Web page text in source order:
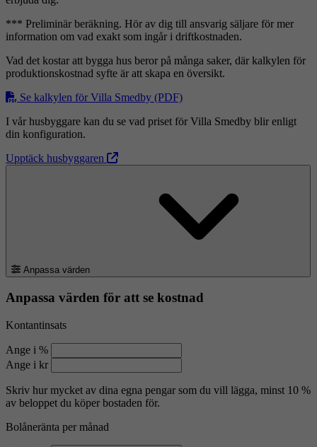
*** Preliminär beräkning. Hör av dig till ansvarig säljare för mer
information om vad exakt som ingår i driftkostnaden.
Vad det kostar att bygga hus beror på många saker, där kalkylen för
produktionskostnad syfte är att skapa en översikt.
Se kalkylen för Villa Smedby (PDF)
I vår husbyggare kan du se vad priset för Villa Smedby blir enligt
din konfiguration.
Upptäck husbyggaren
Anpassa värden
Anpassa värden för att se kostnad
Kontantinsats
Ange i %
Ange i kr
Skriv hur mycket av dina egna pengar som du vill lägga, minst 10 %
av beloppet du köper bostaden för.
Bolåneränta per månad